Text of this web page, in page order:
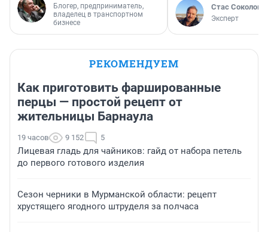
Блогер, предприниматель,
владелец в транспортном
бизнесе
Стас Соколов
Эксперт
РЕКОМЕНДУЕМ
Как приготовить фаршированные
перцы — простой рецепт от
жительницы Барнаула
19 часов 9 152 5
Лицевая гладь для чайников: гайд от набора петель
до первого готового изделия
Сезон черники в Мурманской области: рецепт
хрустящего ягодного штруделя за полчаса